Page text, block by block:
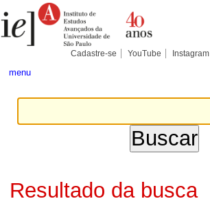
para
conteúdo.
Pessoais
Cadastre-se YouTube Instagram
menu
Resultado da busca